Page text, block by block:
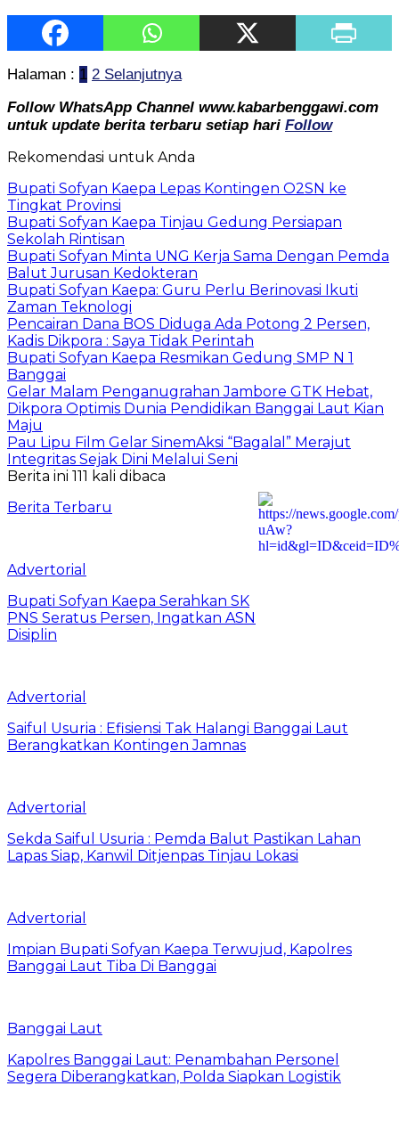
Halaman : 1 2 Selanjutnya
Follow WhatsApp Channel www.kabarbenggawi.com
untuk update berita terbaru setiap hari Follow
Rekomendasi untuk Anda
Bupati Sofyan Kaepa Lepas Kontingen O2SN ke
Tingkat Provinsi
Bupati Sofyan Kaepa Tinjau Gedung Persiapan
Sekolah Rintisan
Bupati Sofyan Minta UNG Kerja Sama Dengan Pemda
Balut Jurusan Kedokteran
Bupati Sofyan Kaepa: Guru Perlu Berinovasi Ikuti
Zaman Teknologi
Pencairan Dana BOS Diduga Ada Potong 2 Persen,
Kadis Dikpora : Saya Tidak Perintah
Bupati Sofyan Kaepa Resmikan Gedung SMP N 1
Banggai
Gelar Malam Penganugrahan Jambore GTK Hebat,
Dikpora Optimis Dunia Pendidikan Banggai Laut Kian
Maju
Pau Lipu Film Gelar SinemAksi “Bagalal” Merajut
Integritas Sejak Dini Melalui Seni
Berita ini 111 kali dibaca
Berita Terbaru
Advertorial
Bupati Sofyan Kaepa Serahkan SK
PNS Seratus Persen, Ingatkan ASN
Disiplin
Advertorial
Saiful Usuria : Efisiensi Tak Halangi Banggai Laut
Berangkatkan Kontingen Jamnas
Advertorial
Sekda Saiful Usuria : Pemda Balut Pastikan Lahan
Lapas Siap, Kanwil Ditjenpas Tinjau Lokasi
Advertorial
Impian Bupati Sofyan Kaepa Terwujud, Kapolres
Banggai Laut Tiba Di Banggai
Banggai Laut
Kapolres Banggai Laut: Penambahan Personel
Segera Diberangkatkan, Polda Siapkan Logistik